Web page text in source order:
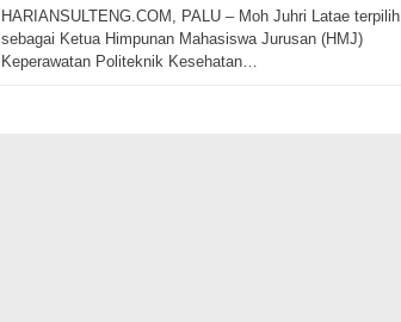
HARIANSULTENG.COM, PALU – Moh Juhri Latae terpilih
sebagai Ketua Himpunan Mahasiswa Jurusan (HMJ)
Keperawatan Politeknik Kesehatan…